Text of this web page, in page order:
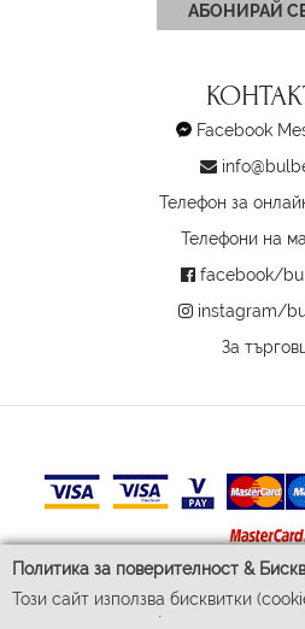
Политика за поверителност &
Този сайт използва бисквитки
задължителни за
АБОНИРАЙ
Facebook
Телефон за
Телефони на
facebook/
instagram/
За
© 2026 Бул-
Всички права